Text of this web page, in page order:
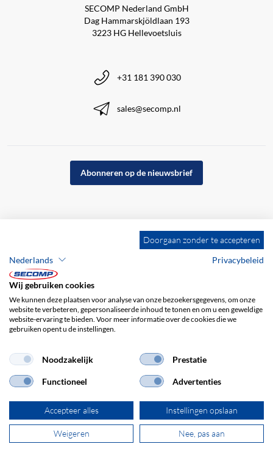
SECOMP Nederland GmbH
Dag Hammarskjöldlaan 193
3223 HG Hellevoetsluis
+31 181 390 030
sales@secomp.nl
Abonneren op de nieuwsbrief
Bedrijfsgegevens
Privacybeleid
© 2026 SECOMP Nederland GmbH. Alle rechten voorbehouden.
powered by polynorm
Doorgaan zonder te accepteren
Nederlands
Privacybeleid
Wij gebruiken cookies
We kunnen deze plaatsen voor analyse van onze bezoekersgegevens, om onze
website te verbeteren, gepersonaliseerde inhoud te tonen en om u een geweldige
website-ervaring te bieden. Voor meer informatie over de cookies die we
gebruiken opent u de instellingen.
Noodzakelijk Prestatie
Functioneel Advertenties
Accepteer alles Instellingen opslaan
Weigeren Nee, pas aan